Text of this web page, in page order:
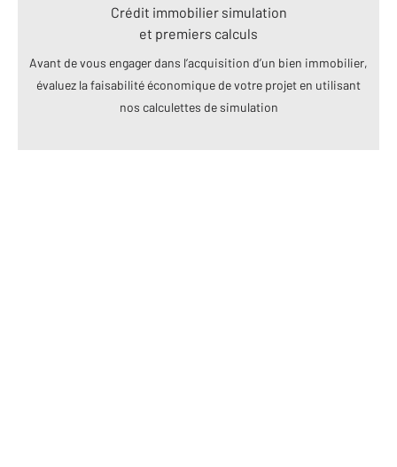
Crédit immobilier simulation
et premiers calculs
Avant de vous engager dans l’acquisition d’un bien immobilier,
évaluez la faisabilité économique de votre projet en utilisant
nos calculettes de simulation